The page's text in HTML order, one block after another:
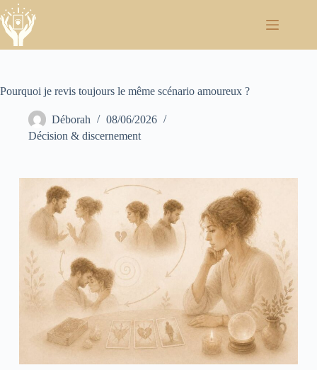
Pourquoi je revis toujours le même scénario amoureux ?
Déborah
08/06/2026
Décision & discernement